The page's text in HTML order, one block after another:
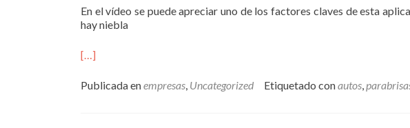
En el vídeo se puede apreciar uno de los factores claves de esta
hay niebla
[…]
Publicada enempresas, Uncategorized Etiquetado conautos,